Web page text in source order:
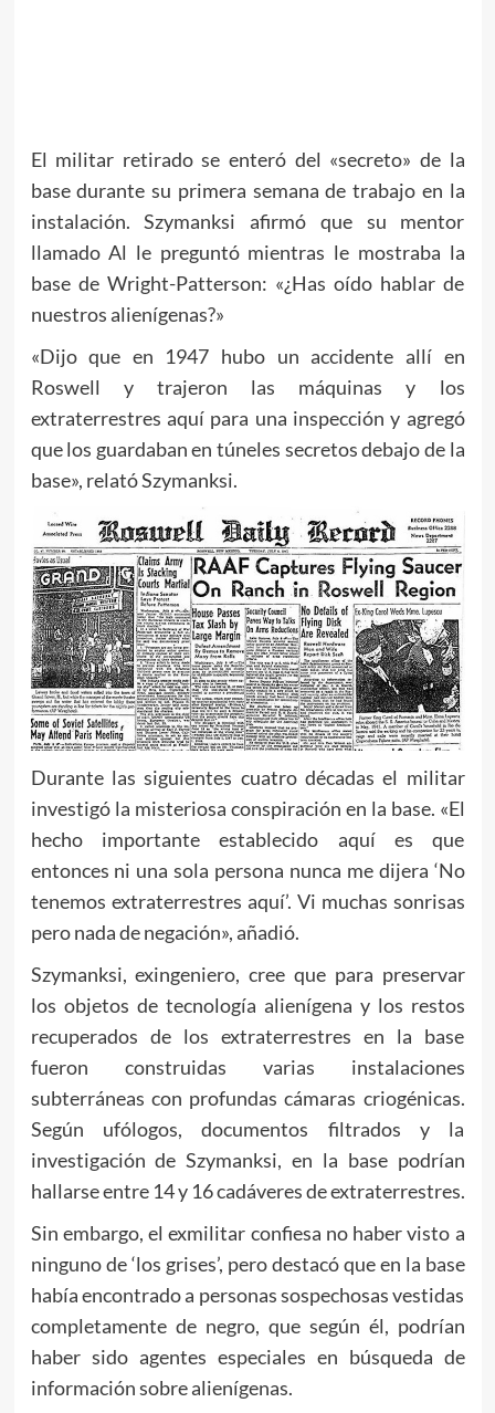
El militar retirado se enteró del «secreto» de la
base durante su primera semana de trabajo en la
instalación. Szymanksi afirmó que su mentor
llamado Al le preguntó mientras le mostraba la
base de Wright-Patterson: «¿Has oído hablar de
nuestros alienígenas?»
«Dijo que en 1947 hubo un accidente allí en
Roswell y trajeron las máquinas y los
extraterrestres aquí para una inspección y agregó
que los guardaban en túneles secretos debajo de la
base», relató Szymanksi.
Durante las siguientes cuatro décadas el militar
investigó la misteriosa conspiración en la base. «El
hecho importante establecido aquí es que
entonces ni una sola persona nunca me dijera ‘No
tenemos extraterrestres aquí’. Vi muchas sonrisas
pero nada de negación», añadió.
Szymanksi, exingeniero, cree que para preservar
los objetos de tecnología alienígena y los restos
recuperados de los extraterrestres en la base
fueron construidas varias instalaciones
subterráneas con profundas cámaras criogénicas.
Según ufólogos, documentos filtrados y la
investigación de Szymanksi, en la base podrían
hallarse entre 14 y 16 cadáveres de extraterrestres.
Sin embargo, el exmilitar confiesa no haber visto a
ninguno de ‘los grises’, pero destacó que en la base
había encontrado a personas sospechosas vestidas
completamente de negro, que según él, podrían
haber sido agentes especiales en búsqueda de
información sobre alienígenas.